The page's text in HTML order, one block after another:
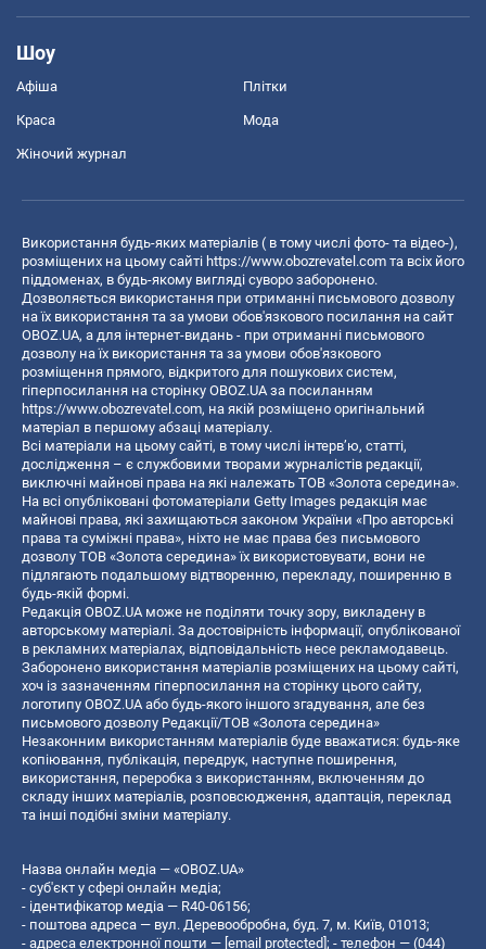
Шоу
Афіша Плітки
Краса Мода
Жіночий журнал
Використання будь-яких матеріалів ( в тому числі фото- та відео-),
розміщених на цьому сайті https://www.obozrevatel.com та всіх його
піддоменах, в будь-якому вигляді суворо заборонено.
Дозволяється використання при отриманні письмового дозволу
на їх використання та за умови обов'язкового посилання на сайт
OBOZ.UA, а для інтернет-видань - при отриманні письмового
дозволу на їх використання та за умови обов'язкового
розміщення прямого, відкритого для пошукових систем,
гіперпосилання на сторінку OBOZ.UA за посиланням
https://www.obozrevatel.com, на якій розміщено оригінальний
матеріал в першому абзаці матеріалу.
Всі матеріали на цьому сайті, в тому числі інтерв’ю, статті,
дослідження – є службовими творами журналістів редакції,
виключні майнові права на які належать ТОВ «Золота середина».
На всі опубліковані фотоматеріали Getty Images редакція має
майнові права, які захищаються законом України «Про авторські
права та суміжні права», ніхто не має права без письмового
дозволу ТОВ «Золота середина» їх використовувати, вони не
підлягають подальшому відтворенню, перекладу, поширенню в
будь-якій формі.
Редакція OBOZ.UA може не поділяти точку зору, викладену в
авторському матеріалі. За достовірність інформації, опублікованої
в рекламних матеріалах, відповідальність несе рекламодавець.
Заборонено використання матеріалів розміщених на цьому сайті,
хоч із зазначенням гіперпосилання на сторінку цього сайту,
логотипу OBOZ.UA або будь-якого іншого згадування, але без
письмового дозволу Редакції/ТОВ «Золота середина»
Незаконним використанням матеріалів буде вважатися: будь-яке
копiювання, публiкацiя, передрук, наступне поширення,
використання, переробка з використанням, включенням до
складу інших матеріалів, розповсюдження, адаптація, переклад
та інші подібні зміни матеріалу.
Назва онлайн медіа — «OBOZ.UA»
- суб'єкт у сфері онлайн медіа;
- ідентифікатор медіа — R40-06156;
- поштова адреса — вул. Деревообробна, буд. 7, м. Київ, 01013;
- адреса електронної пошти — [email protected] ; - телефон — (044)